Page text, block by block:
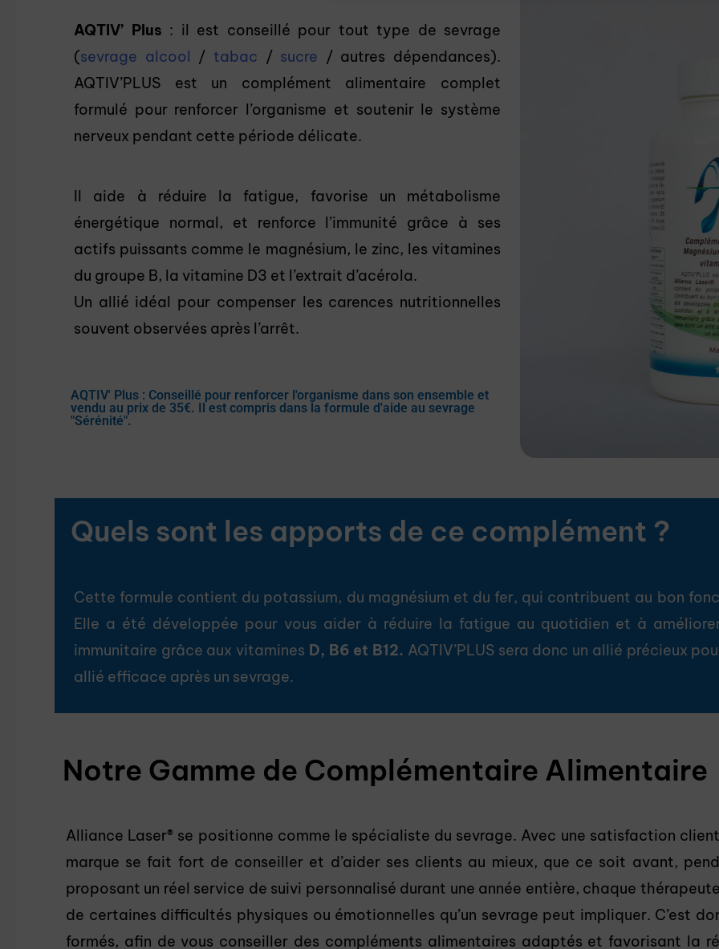
AQTIV’ Plus : il est conseillé pour tout type de sevrage
(sevrage alcool / tabac / sucre / autres dépendances).
AQTIV’PLUS est un complément alimentaire complet
formulé pour renforcer l’organisme et soutenir le système
nerveux pendant cette période délicate.
Il aide à réduire la fatigue, favorise un métabolisme
énergétique normal, et renforce l’immunité grâce à ses
actifs puissants comme le magnésium, le zinc, les vitamines
du groupe B, la vitamine D3 et l’extrait d’acérola.
Un allié idéal pour compenser les carences nutritionnelles
souvent observées après l’arrêt.
AQTIV' Plus : Conseillé pour renforcer l'organisme dans son ensemble et
vendu au prix de 35€. Il est compris dans la formule d'aide au sevrage
"Sérénité".
Quels sont les apports de ce complément ?
Cette formule contient du potassium, du magnésium et du fer, qui contribuent au bon
Elle a été développée pour vous aider à réduire la fatigue au quotidien et à
immunitaire grâce aux vitamines D, B6 et B12. AQTIV’PLUS sera donc un allié précieux
allié efficace après un sevrage.
Notre Gamme de Complémentaire Alimentaire
Alliance Laser® se positionne comme le spécialiste du sevrage. Avec une satisfaction
marque se fait fort de conseiller et d’aider ses clients au mieux, que ce soit avant,
proposant un réel service de suivi personnalisé durant une année entière, chaque
de certaines difficultés physiques ou émotionnelles qu’un sevrage peut impliquer. C’est
formés, afin de vous conseiller des compléments alimentaires adaptés et favorisant la